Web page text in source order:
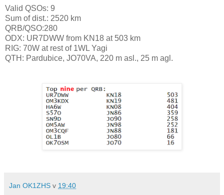
Valid QSOs: 9
Sum of dist.: 2520 km
QRB/QSO:280
ODX: UR7DWW from KN18 at 503 km
RIG: 70W at rest of 1WL Yagi
QTH: Pardubice, JO70VA, 220 m asl., 25 m agl.
Jan OK1ZHS v 19:40